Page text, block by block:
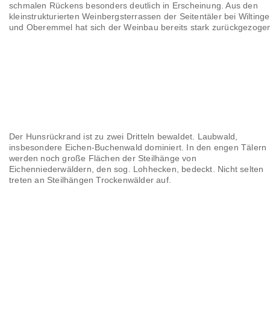
schmalen Rückens besonders deutlich in Erscheinung. Aus den
kleinstrukturierten Weinbergsterrassen der Seitentäler bei
und Oberemmel hat sich der Weinbau bereits stark
Der Hunsrückrand ist zu zwei Dritteln bewaldet. Laubwald,
insbesondere Eichen-Buchenwald dominiert. In den engen Tälern
werden noch große Flächen der Steilhänge von
Eichenniederwäldern, den sog. Lohhecken, bedeckt. Nicht selten
treten an Steilhängen Trockenwälder auf.